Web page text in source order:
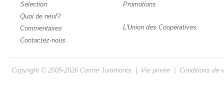
Sélection
Quoi de neuf?
Commentaires
Contactez-nous
Promotions
L'Union des Coopératives
Copyright © 2005-2026 Comte Juramonts Vie privée Conditions de